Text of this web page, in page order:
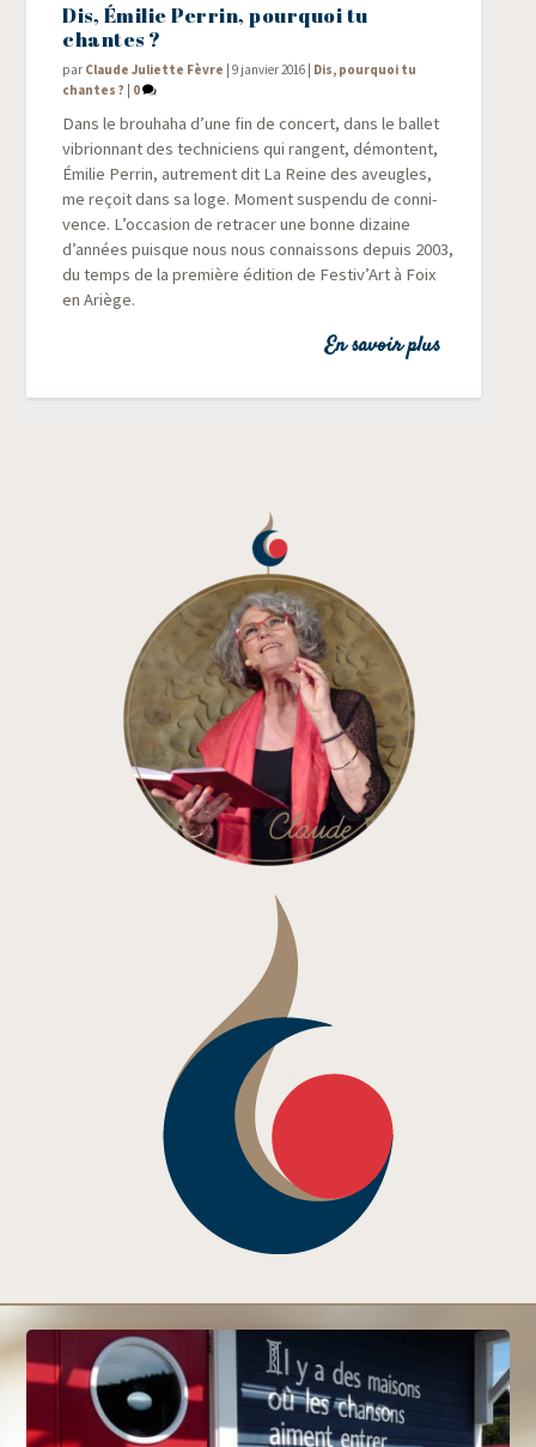
Dis, Émilie Perrin, pourquoi tu
chantes ?
par Claude Juliette Fèvre |9 janvier 2016 | Dis, pourquoi tu
chantes ? | 0
Dans le brou­ha­ha d’une fin de concert, dans le bal­let
vibrion­nant des tech­ni­ciens qui rangent, démontent,
Émi­lie Per­rin, autre­ment dit La Reine des aveugles,
me reçoit dans sa loge. Moment sus­pen­du de conni­
vence. L’occasion de retra­cer une bonne dizaine
d’années puisque nous nous connais­sons depuis 2003,
du temps de la pre­mière édi­tion de Festiv’Art à Foix
en Ariège.
En savoir plus